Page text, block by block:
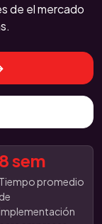
de el mercado
8 sem
Tiempo promedio
de